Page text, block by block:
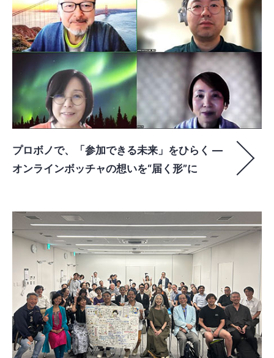
プロボノで、「参加できる未来」をひらく ―
オンラインボッチャの想いを“届く形”に